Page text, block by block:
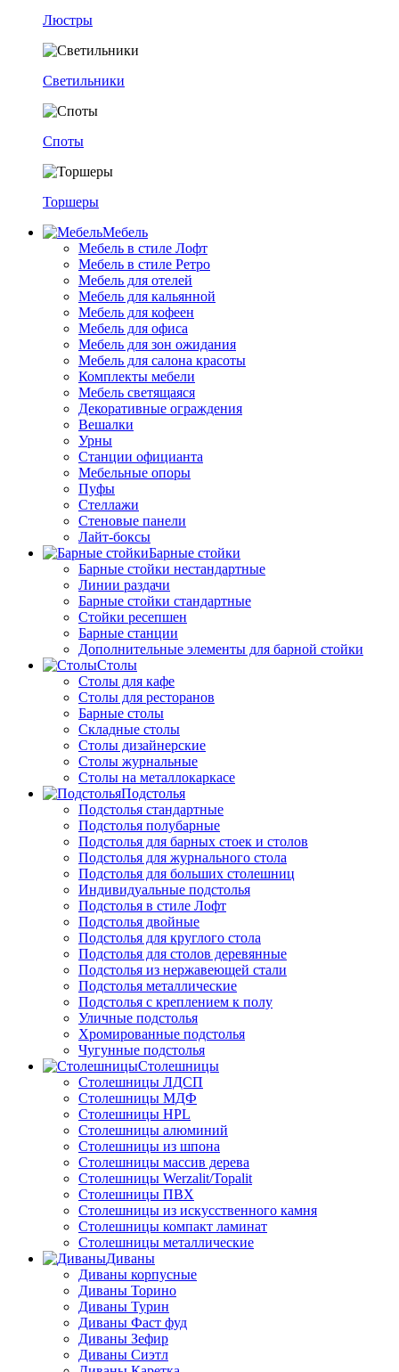
Люстры
Светильники
Споты
Торшеры
Мебель
Мебель в стиле Лофт
Мебель в стиле Ретро
Мебель для отелей
Мебель для кальянной
Мебель для кофеен
Мебель для офиса
Мебель для зон ожидания
Мебель для салона красоты
Комплекты мебели
Мебель светящаяся
Декоративные ограждения
Вешалки
Урны
Станции официанта
Мебельные опоры
Пуфы
Стеллажи
Стеновые панели
Лайт-боксы
Барные стойки
Барные стойки нестандартные
Линии раздачи
Барные стойки стандартные
Стойки ресепшен
Барные станции
Дополнительные элементы для барной стойки
Столы
Столы для кафе
Столы для ресторанов
Барные столы
Складные столы
Столы дизайнерские
Столы журнальные
Столы на металлокаркасе
Подстолья
Подстолья стандартные
Подстолья полубарные
Подстолья для барных стоек и столов
Подстолья для журнального стола
Подстолья для больших столешниц
Индивидуальные подстолья
Подстолья в стиле Лофт
Подстолья двойные
Подстолья для круглого стола
Подстолья для столов деревянные
Подстолья из нержавеющей стали
Подстолья металлические
Подстолья с креплением к полу
Уличные подстолья
Хромированные подстолья
Чугунные подстолья
Столешницы
Столешницы ЛДСП
Столешницы МДФ
Столешницы HPL
Столешницы алюминий
Столешницы из шпона
Столешницы массив дерева
Столешницы Werzalit/Topalit
Столешницы ПВХ
Столешницы из искусственного камня
Столешницы компакт ламинат
Столешницы металлические
Диваны
Диваны корпусные
Диваны Торино
Диваны Турин
Диваны Фаст фуд
Диваны Зефир
Диваны Сиэтл